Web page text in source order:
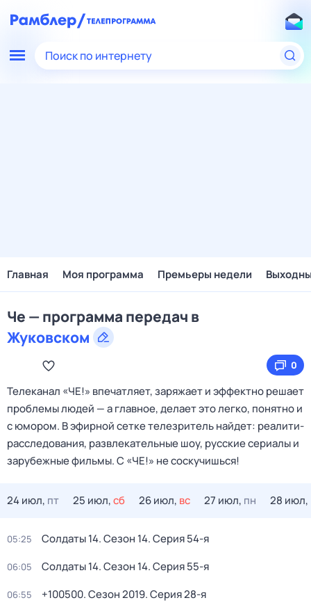
Поиск по интернету
Главная Моя программа Премьеры недели
Че — программа передач в
Жуковском
0
Телеканал «ЧЕ!» впечатляет, заряжает и эффектно решает
проблемы людей — а главное, делает это легко, понятно и
с юмором. В эфирной сетке телезритель найдет: реалити-
расследования, развлекательные шоу, русские сериалы и
зарубежные фильмы. С «ЧЕ!» не соскучишься!
24 июл, пт 25 июл,сб 26 июл, вс 27 июл, пн 28 июл,
05:25 Солдаты 14. Сезон 14. Серия 54-я
06:05 Солдаты 14. Сезон 14. Серия 55-я
06:55 +100500. Сезон 2019. Серия 28-я